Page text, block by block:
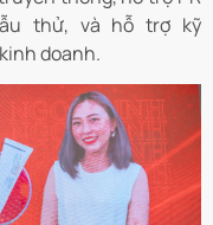
thử, và hỗ trợ kỹ
doanh.